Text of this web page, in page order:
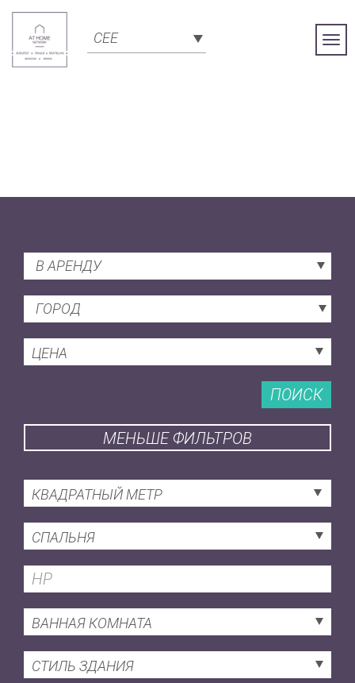
CEE
В АРЕНДУ
ГОРОД
ЦЕНА
ПОИСК
МЕНЬШЕ ФИЛЬТРОВ
КВАДРАТНЫЙ МЕТР
СПАЛЬНЯ
ВАННАЯ КОМНАТА
СТИЛЬ ЗДАНИЯ